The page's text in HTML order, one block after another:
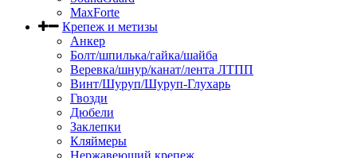
MaxForte
Крепеж и метизы
Анкер
Болт/шпилька/гайка/шайба
Веревка/шнур/канат/лента ЛТПП
Винт/Шуруп/Шуруп-Глухарь
Гвозди
Дюбели
Заклепки
Кляймеры
Нержавеющий крепеж